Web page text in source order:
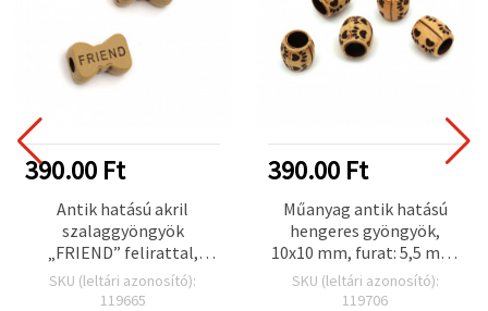
390.00 Ft
Antik hatású akril
szalaggyöngyök
„FRIEND” felirattal,
14x10 mm, furat: 3,5 mm,
barna – 50 g (~85 db)
SKU (leltári azonosító):
119665
390.00 Ft
Műanyag antik hatású
hengeres gyöngyök,
10x10 mm, furat: 5,5 mm,
barna – 50 g (~110 db)
SKU (leltári azonosító):
119706